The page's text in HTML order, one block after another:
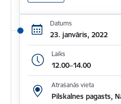
Datums
23. janvāris, 2022
Laiks
12.00–14.00
Atrašanās vieta
Pilskalnes pagasts,